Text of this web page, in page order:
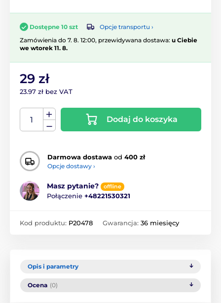
Dostępne 10 szt
Opcje transportu ›
Zamówienia do 7. 8. 12:00, przewidywana dostawa: u Ciebie
we wtorek 11. 8.
29 zł
23.97 zł bez VAT
Dodaj do koszyka
Darmowa dostawa od 400 zł
Opcje dostawy ›
Masz pytanie? offline
Połączenie +48221530321
Kod produktu: P20478 Gwarancja: 36 miesięcy
Opis i parametry
Ocena (0)